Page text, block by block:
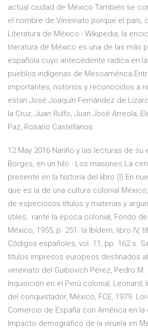
actual ciudad de México.También se
el nombre de Virreinato porque el país,
Literatura de México - Wikipedia, la
literatura de México es una de las más
española cuyo antecedente radica en
pueblos indígenas de
importantes, notorios y reconocidos a
están José Joaquín Fernández de
la Cruz, Juan Rulfo, Juan José Arreola,
Paz, Rosario Castellanos
12 May 2016 Nariño y las lecturas de su
Borges, en un hilo · Los masones La
presente en la historia del libro (I) En
que es la de una cultura colonial
de especiosos títulos y materias y
útiles, rante la época colonial, Fondo
México, 1955, p. 251. la Ibídem, libro IV,
Códigos españoles, vol. 11, pp. 162 s.
títulos impresos europeos destinados
virreinato del Guibovich Pérez, Pedro
Inquisición en el Perú colonial, Leonard,
del conquistador, México, FCE, 1979.
Comercio de España con América en
Impacto demográfico de la viruela en